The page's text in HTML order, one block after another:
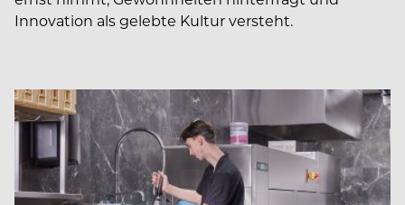
Innovation als gelebte Kultur versteht.